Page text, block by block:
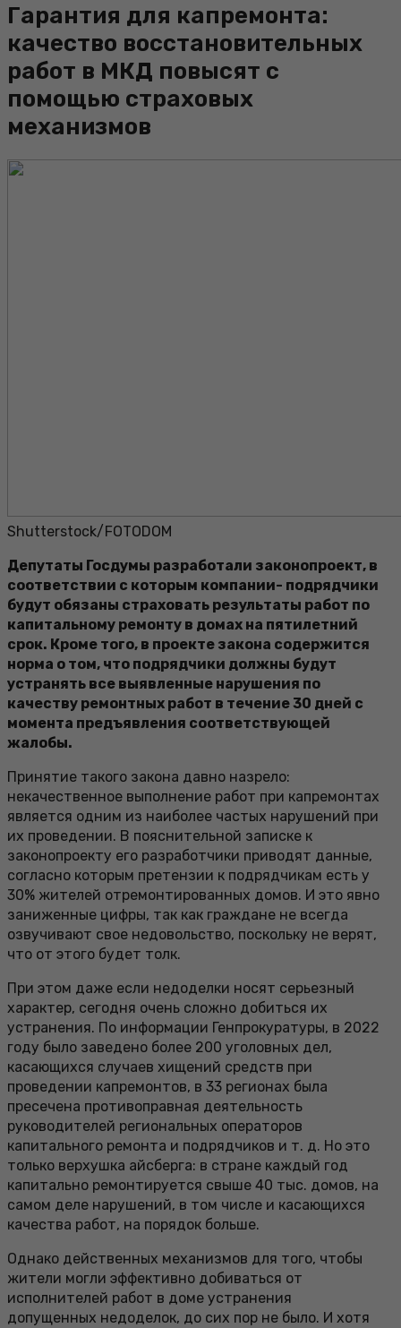
Гарантия для капремонта:
качество восстановительных
работ в МКД повысят с
помощью страховых
механизмов
Shutterstock/FOTODOM
Депутаты Госдумы разработали законопроект, в
соответствии с которым компании- подрядчики
будут обязаны страховать результаты работ по
капитальному ремонту в домах на пятилетний
срок. Кроме того, в проекте закона содержится
норма о том, что подрядчики должны будут
устранять все выявленные нарушения по
качеству ремонтных работ в течение 30 дней с
момента предъявления соответствующей
жалобы.
Принятие такого закона давно назрело:
некачественное выполнение работ при капремонтах
является одним из наиболее частых нарушений при
их проведении. В пояснительной записке к
законопроекту его разработчики приводят данные,
согласно которым претензии к подрядчикам есть у
30% жителей отремонтированных домов. И это явно
заниженные цифры, так как граждане не всегда
озвучивают свое недовольство, поскольку не верят,
что от этого будет толк.
При этом даже если недоделки носят серьезный
характер, сегодня очень сложно добиться их
устранения. По информации Генпрокуратуры, в 2022
году было заведено более 200 уголовных дел,
касающихся случаев хищений средств при
проведении капремонтов, в 33 регионах была
пресечена противоправная деятельность
руководителей региональных операторов
капитального ремонта и подрядчиков и т. д. Но это
только верхушка айсберга: в стране каждый год
капитально ремонтируется свыше 40 тыс. домов, на
самом деле нарушений, в том числе и касающихся
качества работ, на порядок больше.
Однако действенных механизмов для того, чтобы
жители могли эффективно добиваться от
исполнителей работ в доме устранения
допущенных недоделок, до сих пор не было. И хотя